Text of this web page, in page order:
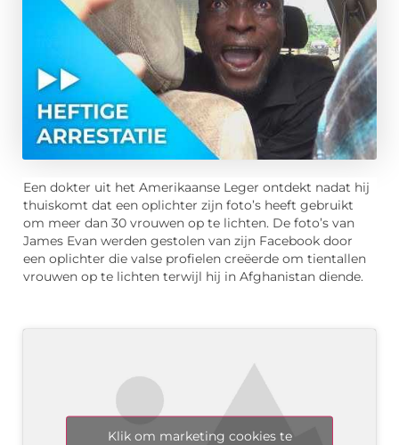
Een dokter uit het Amerikaanse Leger ontdekt nadat hij
thuiskomt dat een oplichter zijn foto’s heeft gebruikt
om meer dan 30 vrouwen op te lichten. De foto’s van
James Evan werden gestolen van zijn Facebook door
een oplichter die valse profielen creëerde om tientallen
vrouwen op te lichten terwijl hij in Afghanistan diende.
Klik om marketing cookies te